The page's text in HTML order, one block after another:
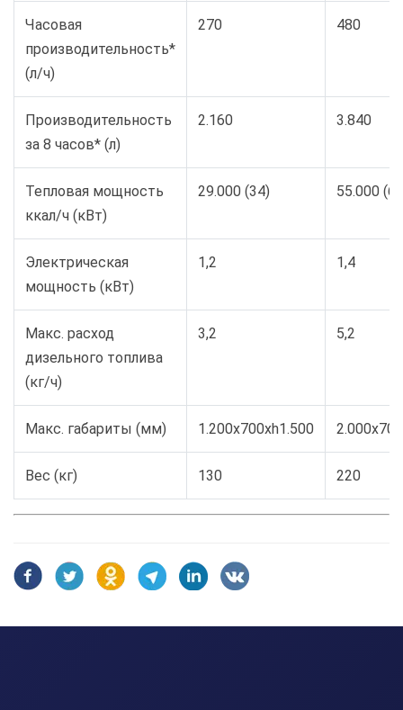
Часовая
производительность*
(л/ч)
270 480
Производительность
за 8 часов* (л)
2.160 3.840
Тепловая мощность
ккал/ч (кВт)
29.000 (34) 55.000
Электрическая
мощность (кВт)
1,2 1,4
Макс. расход
дизельного топлива
(кг/ч)
3,2 5,2
Макс. габариты (мм) 1.200x700xh1.500
Вес (кг) 130 220